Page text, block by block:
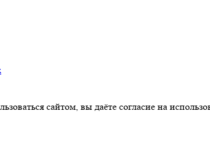
сайтом, вы даёте согласие на